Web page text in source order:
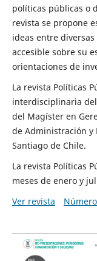
políticas públicas o
revista se propone
ideas entre
accesible sobre su
orientaciones de
La revista Políticas
interdisciplinaria
del Magíster en
de Administración y
Santiago de Chile.
La revista Políticas
meses de enero y
Ver revista